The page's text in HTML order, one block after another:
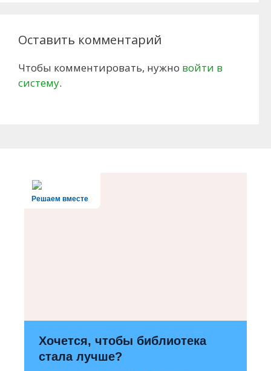
Оставить комментарий
Чтобы комментировать, нужно войти в
систему.
Решаем вместе
Хочется, чтобы библиотека
стала лучше?